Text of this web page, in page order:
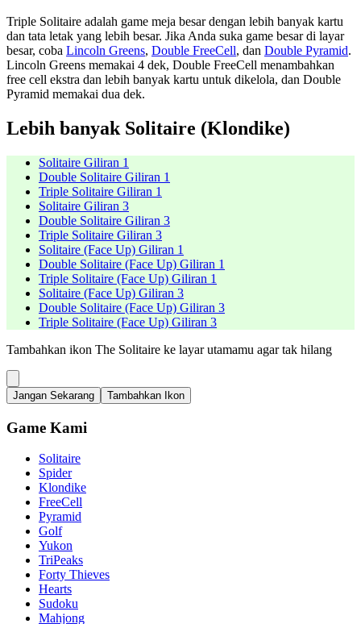
Triple Solitaire adalah game meja besar dengan lebih banyak kartu
dan tata letak yang lebih besar. Jika Anda suka game besar di layar
besar, coba Lincoln Greens, Double FreeCell, dan Double Pyramid.
Lincoln Greens memakai 4 dek, Double FreeCell menambahkan
free cell ekstra dan lebih banyak kartu untuk dikelola, dan Double
Pyramid memakai dua dek.
Lebih banyak Solitaire (Klondike)
Solitaire Giliran 1
Double Solitaire Giliran 1
Triple Solitaire Giliran 1
Solitaire Giliran 3
Double Solitaire Giliran 3
Triple Solitaire Giliran 3
Solitaire (Face Up) Giliran 1
Double Solitaire (Face Up) Giliran 1
Triple Solitaire (Face Up) Giliran 1
Solitaire (Face Up) Giliran 3
Double Solitaire (Face Up) Giliran 3
Triple Solitaire (Face Up) Giliran 3
Tambahkan ikon The Solitaire ke layar utamamu agar tak hilang
Jangan Sekarang Tambahkan Ikon
Game Kami
Solitaire
Spider
Klondike
FreeCell
Pyramid
Golf
Yukon
TriPeaks
Forty Thieves
Hearts
Sudoku
Mahjong